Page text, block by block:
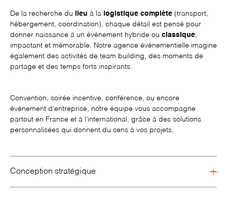
De la recherche du lieu à la logistique complète (transport,
hébergement, coordination), chaque détail est pensé pour
donner naissance à un événement hybride ou classique,
impactant et mémorable. Notre agence événementielle imagine
également des activités de team building, des moments de
partage et des temps forts inspirants.
Convention, soirée incentive, conférence, ou encore
événement d’entreprise, notre équipe vous accompagne
partout en France et à l’international, grâce à des solutions
personnalisées qui donnent du sens à vos projets.
Conception stratégique